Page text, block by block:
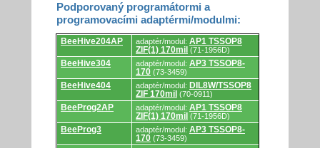
Podporovaný programátormi a
programovacími adaptérmi/modulmi:
Podporovaný
programátormi
a
programovacími
BeeHive204AP adaptér/modul: AP1 TSSOP8
ZIF(1) 170mil (71-1956D)
BeeHive304 adaptér/modul: AP3 TSSOP8-
170 (73-3459)
BeeHive404 adaptér/modul: DIL8W/TSSOP8
ZIF 170mil (70-0911)
BeeProg2AP adaptér/modul: AP1 TSSOP8
ZIF(1) 170mil (71-1956D)
BeeProg3 adaptér/modul: AP3 TSSOP8-
170 (73-3459)